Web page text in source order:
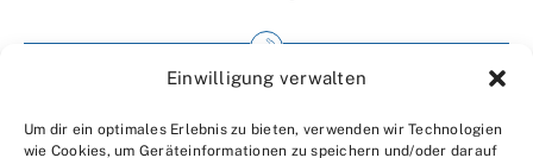
Einwilligung verwalten
Um dir ein optimales Erlebnis zu bieten, verwenden wir Technologien
wie Cookies, um Geräteinformationen zu speichern und/oder darauf
Wir über uns